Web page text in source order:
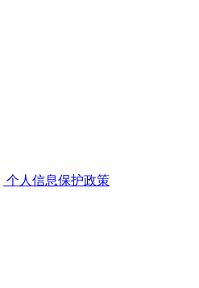
个人信息保护政策